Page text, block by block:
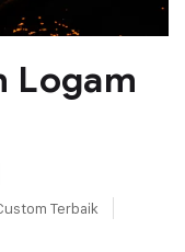
Logam
Terbaik